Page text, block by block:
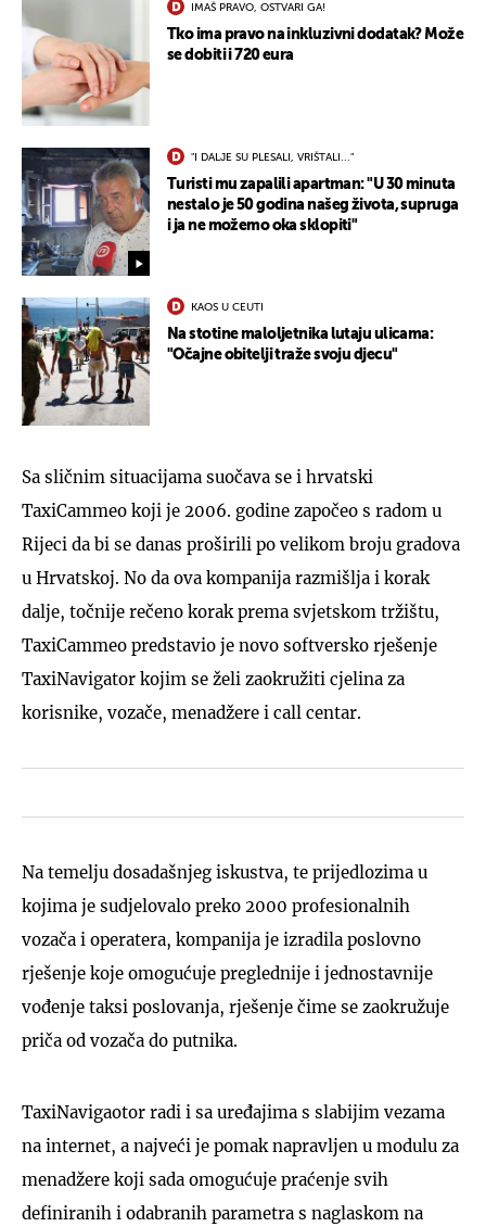
IMAŠ PRAVO, OSTVARI GA!
Tko ima pravo na inkluzivni dodatak? Može
se dobiti i 720 eura
"I DALJE SU PLESALI, VRIŠTALI..."
Turisti mu zapalili apartman: "U 30 minuta
nestalo je 50 godina našeg života, supruga
i ja ne možemo oka sklopiti"
KAOS U CEUTI
Na stotine maloljetnika lutaju ulicama:
"Očajne obitelji traže svoju djecu"
Sa sličnim situacijama suočava se i hrvatski
TaxiCammeo koji je 2006. godine započeo s radom u
Rijeci da bi se danas proširili po velikom broju gradova
u Hrvatskoj. No da ova kompanija razmišlja i korak
dalje, točnije rečeno korak prema svjetskom tržištu,
TaxiCammeo predstavio je novo softversko rješenje
TaxiNavigator kojim se želi zaokružiti cjelina za
korisnike, vozače, menadžere i call centar.
Na temelju dosadašnjeg iskustva, te prijedlozima u
kojima je sudjelovalo preko 2000 profesionalnih
vozača i operatera, kompanija je izradila poslovno
rješenje koje omogućuje preglednije i jednostavnije
vođenje taksi poslovanja, rješenje čime se zaokružuje
priča od vozača do putnika.
TaxiNavigaotor radi i sa uređajima s slabijim vezama
na internet, a najveći je pomak napravljen u modulu za
menadžere koji sada omogućuje praćenje svih
definiranih i odabranih parametra s naglaskom na